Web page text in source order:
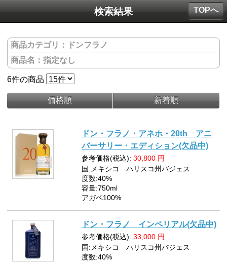
検索結果
商品カテゴリ：
ドンフラノ
商品名：指定なし
6件の商品
価格順 新着順
ドン・フラノ・アネホ・20th アニ
バーサリー・エディション(欠品中)
参考価格(税込): 30,800 円
国:メキシコ ハリスコ州バジェス
度数:40%
容量:750ml
アガベ100%
ドン・フラノ インペリアル(欠品中)
参考価格(税込): 33,000 円
国:メキシコ ハリスコ州バジェス
度数:40%
TOPへ